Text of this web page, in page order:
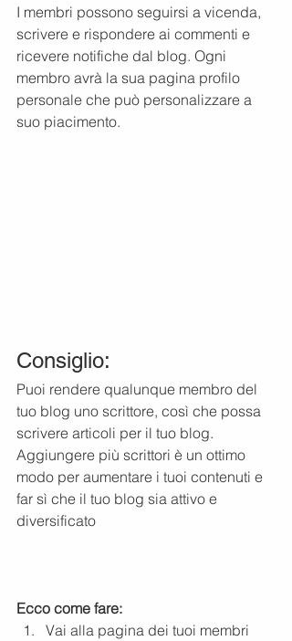
I membri possono seguirsi a vicenda,
scrivere e rispondere ai commenti e
ricevere notifiche dal blog. Ogni
membro avrà la sua pagina profilo
personale che può personalizzare a
suo piacimento.
Consiglio:
Puoi rendere qualunque membro del
tuo blog uno scrittore, così che possa
scrivere articoli per il tuo blog.
Aggiungere più scrittori è un ottimo
modo per aumentare i tuoi contenuti e
far sì che il tuo blog sia attivo e
diversificato
Ecco come fare:
Vai alla pagina dei tuoi membri